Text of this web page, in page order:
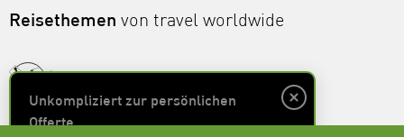
Reisethemen von travel worldwide
Unkompliziert zur persönlichen
Offerte